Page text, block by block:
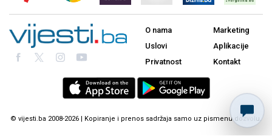
O nama
Uslovi
Privatnost
Marketing
Aplikacije
Kontakt
© vijesti.ba 2008-2026 | Kopiranje i prenos sadržaja samo uz pismenu dozvolu.